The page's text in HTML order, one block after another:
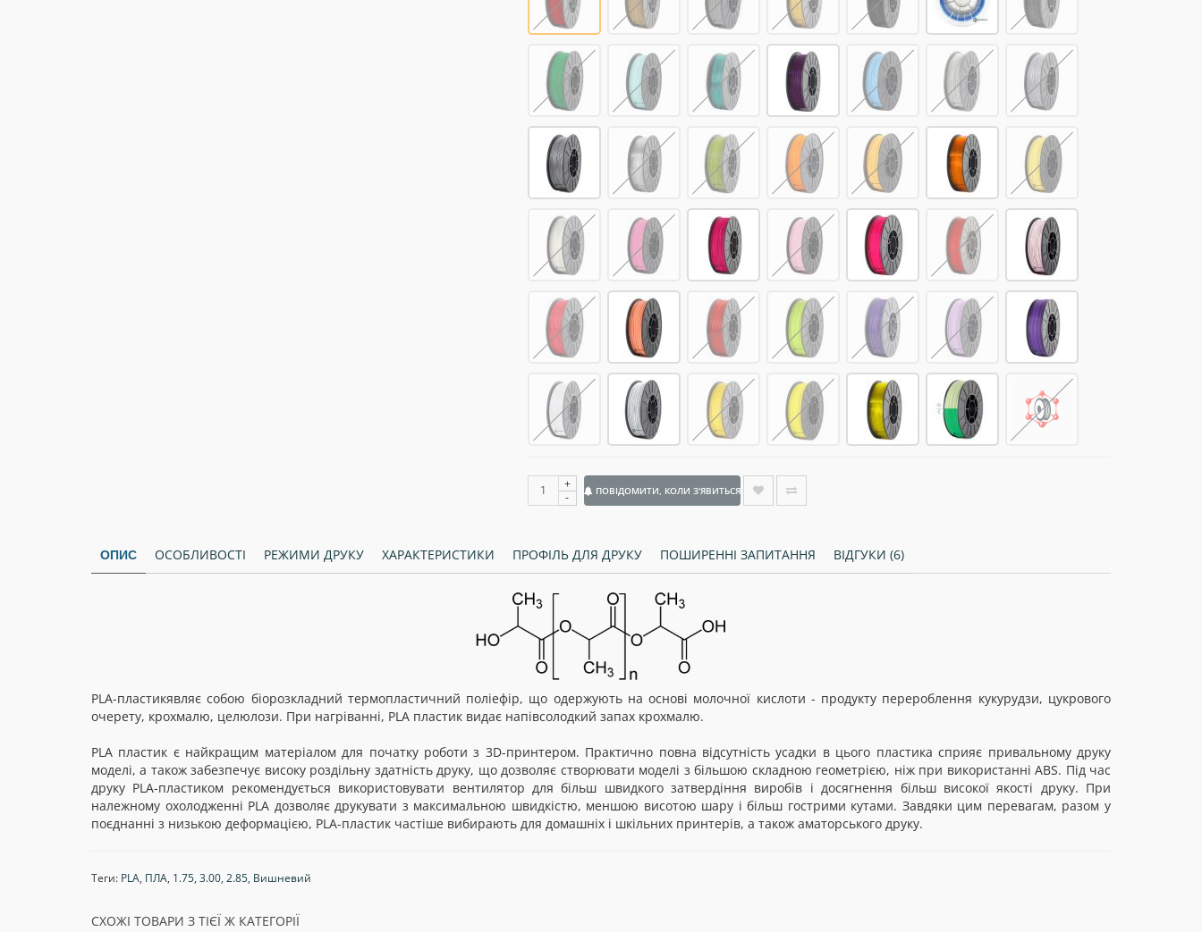
+
-
ПОВІДОМИТИ, КОЛИ З'ЯВИТЬСЯ
ОПИС ОСОБЛИВОСТІ РЕЖИМИ ДРУКУ ХАРАКТЕРИСТИКИ ПРОФІЛЬ ДЛЯ ДРУКУ ПОШИРЕННІ ЗАПИТАННЯ ВІДГУКИ (6)
PLA-пластикявляє собою біорозкладний термопластичний поліефір, що одержують на основі молочної кислоти - продукту перероблення кукурудзи, цукрового
очерету, крохмалю, целюлози. При нагріванні, PLA пластик видає напівсолодкий запах крохмалю.
PLA пластик є найкращим матеріалом для початку роботи з 3D-принтером. Практично повна відсутність усадки в цього пластика сприяє привальному друку
моделі, а також забезпечує високу роздільну здатність друку, що дозволяє створювати моделі з більшою складною геометрією, ніж при використанні ABS. Під час
друку PLA-пластиком рекомендується використовувати вентилятор для більш швидкого затвердіння виробів і досягнення більш високої якості друку. При
належному охолодженні PLA дозволяє друкувати з максимальною швидкістю, меншою висотою шару і більш гострими кутами. Завдяки цим перевагам, разом у
поєднанні з низькою деформацією, PLA-пластик частіше вибирають для домашніх і шкільних принтерів, а також аматорського друку.
Теги: PLA, ПЛА, 1.75, 3.00, 2.85, Вишневий
СХОЖІ ТОВАРИ З ТІЄЇ Ж КАТЕГОРІЇ